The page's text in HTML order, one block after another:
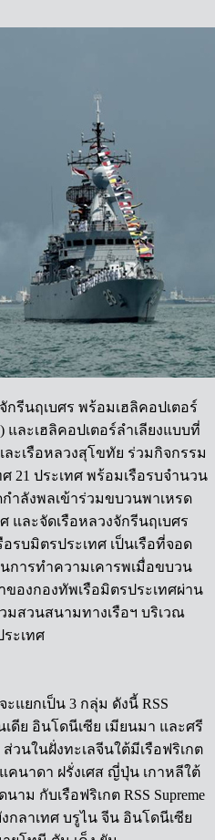
รีนฤเบศร พร้อมเฮลิคอปเตอร์
และเฮลิคอปเตอร์ลำเลียงแบบที่
ละเรือหลวงสุโขทัย ร่วมกิจกรรม
21 ประเทศ พร้อมเรือรบจำนวน
ำลังพลเข้าร่วมขบวนพาเหรด
และจัดเรือหลวงจักรีนฤเบศร
รบมิตรประเทศ เป็นเรือที่จอด
นการทำความเคารพเมื่อขบวน
องกองทัพเรือมิตรประเทศผ่าน
มสวนสนามทางเรือฯ บริเวณ
ะเทศ
แยกเป็น 3 กลุ่ม ดังนี้ RSS
เดีย อินโดนีเซีย เมียนมา และศรี
วนในฝั่งทะเลจีนใต้มีเรือฟริเกต
คนาดา ฝรั่งเศส ญี่ปุ่น เกาหลีใต้
ม กับเรือฟริเกต RSS Supreme
กลาเทศ บรูไน จีน อินโดนีเซีย